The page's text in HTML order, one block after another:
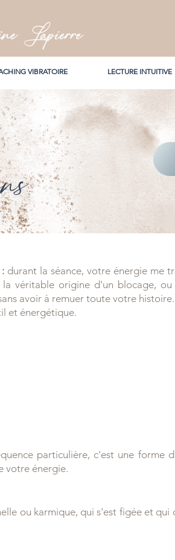
VIBRATOIRE LECTURE INTUITIVE
durant la séance, votre énergie me
véritable origine d'un blocage, ou
avoir à remuer toute votre histoire.
et énergétique.
particulière, c'est une forme
votre énergie.
ou karmique, qui s'est figée et qui